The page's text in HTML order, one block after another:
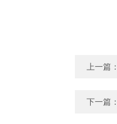
上一篇
下一篇